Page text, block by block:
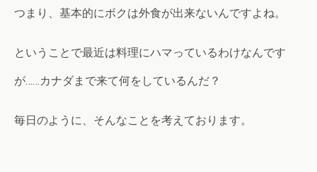
つまり、基本的にボクは外食が出来ないんですよね。
ということで最近は料理にハマっているわけなんです
が……カナダまで来て何をしているんだ？
毎日のように、そんなことを考えております。